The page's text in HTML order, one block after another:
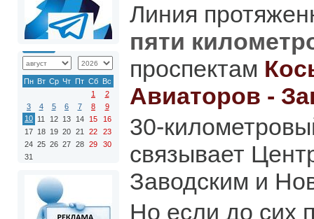
Пн Вт Ср Чт Пт Сб Вс
1
2
3
4 5 6 7 8
9
10 11 12 13 14 15
16
17 18 19 20 21 22
23
24 25 26 27 28 29
30
31
Линия
пяти
проспектам
Авиаторов -
30-
связывает
Заводским и
Но если до сих